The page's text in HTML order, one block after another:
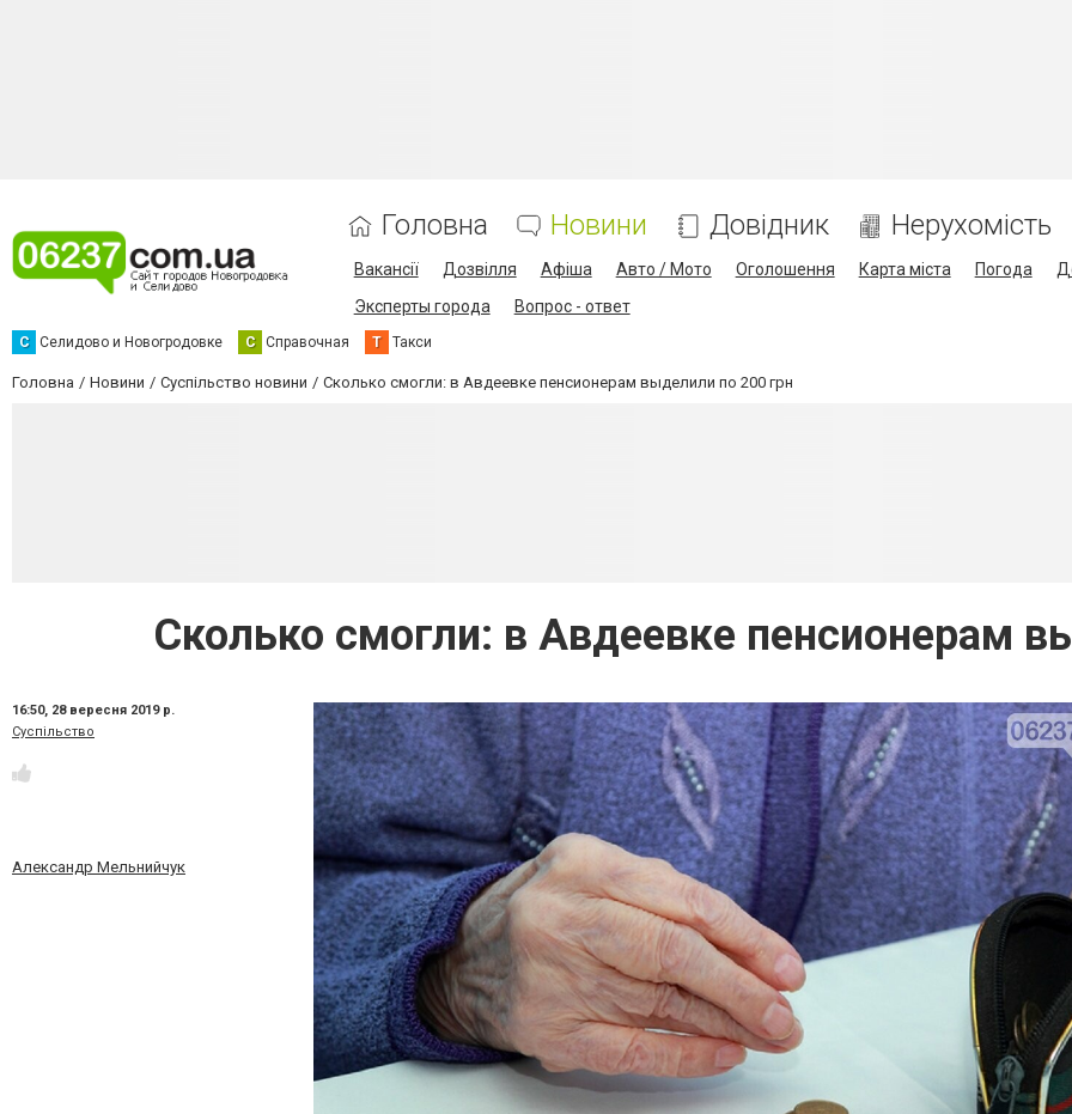
Головна Новини Довідник Нерухомість
Вакансії Дозвілля Афіша Авто / Мото Оголошення Карта міста Погода
Эксперты города
Вопрос - ответ
С Селидово и Новогродовке С Справочная Т Такси
Головна Новини Суспільство новини Сколько смогли: в Авдеевке пенсионерам выделили по 200 грн
Сколько смогли: в Авдеевке пенсионерам
16:50, 28 вересня 2019 р.
Суспільство
Александр Мельнийчук